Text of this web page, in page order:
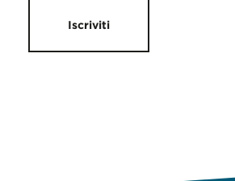
Iscriviti